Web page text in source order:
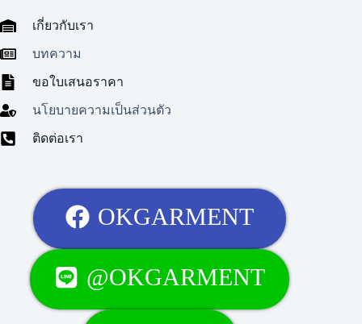
เกี่ยวกับเรา
บทความ
ขอใบเสนอราคา
นโยบายความเป็นส่วนตัว
ติดต่อเรา
OKGARMENT
@OKGARMENT